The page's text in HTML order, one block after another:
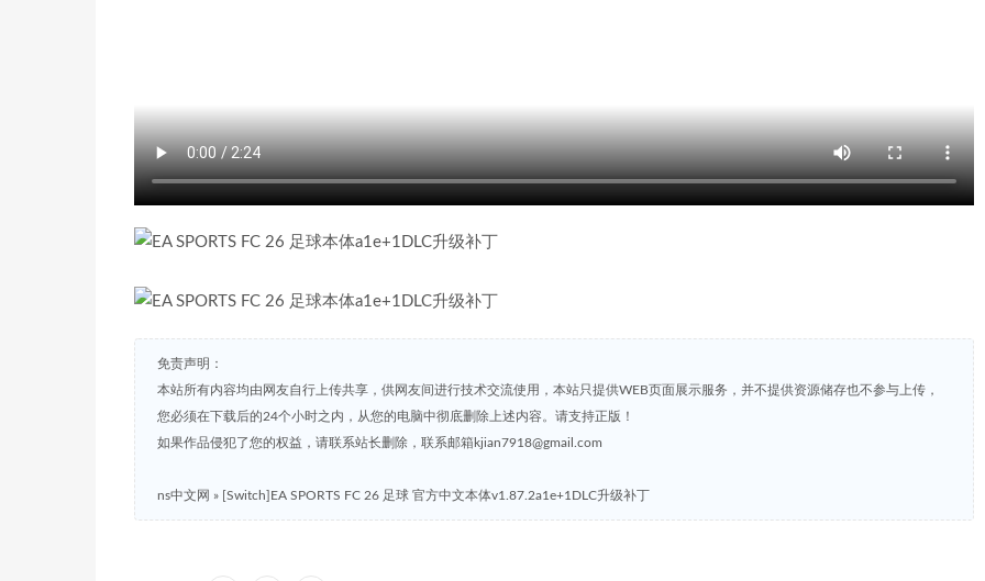
免责声明：
本站所有内容均由网友自行上传共享，供网友间进行技术交流使用，本站只提供WEB页面展示服务，并不提供资源储存也不参与上传，
您必须在下载后的24个小时之内，从您的电脑中彻底删除上述内容。请支持正版！
如果作品侵犯了您的权益，请联系站长删除，联系邮箱kjian7918@gmail.com
ns中文网 » [Switch]EA SPORTS FC 26 足球 官方中文本体v1.87.2a1e+1DLC升级补丁